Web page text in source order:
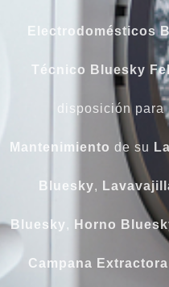
Electrodomésticos
Técnico Bluesky
disposición para
Mantenimiento de su
Bluesky,
Bluesky , Horno
Campana Extractora